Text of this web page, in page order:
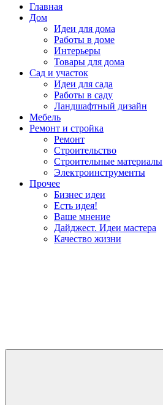
Главная
Дом
Идеи для дома
Работы в доме
Интерьеры
Товары для дома
Сад и участок
Идеи для сада
Работы в саду
Ландшафтный дизайн
Мебель
Ремонт и стройка
Ремонт
Строительство
Строительные материалы
Электроинструменты
Прочее
Бизнес идеи
Есть идея!
Ваше мнение
Дайджест. Идеи мастера
Качество жизни